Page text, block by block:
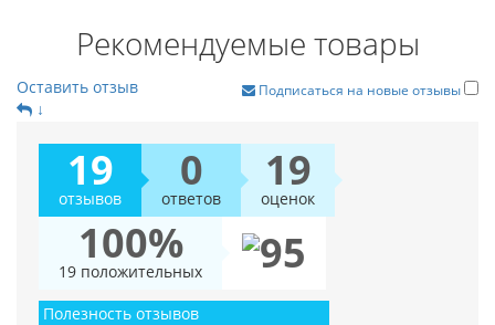
Рекомендуемые товары
Подписаться на новые отзывы
Оставить отзыв
↓
19
отзывов
0
ответов
19
оценок
100%
19 положительных
Полезность отзывов